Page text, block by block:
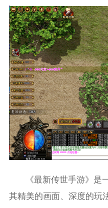
《最新传世手游》是
其精美的画面、深度的玩